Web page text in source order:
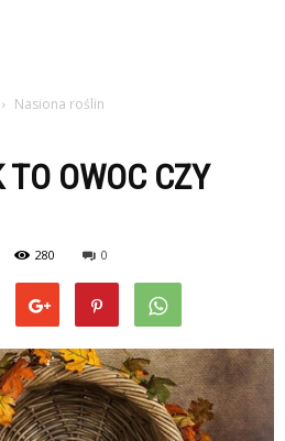
Nasiona roślin
OWOC CZY
280 0